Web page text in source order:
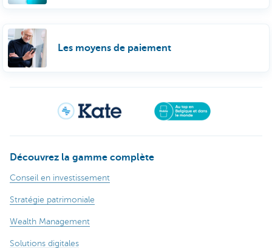
Les moyens de paiement
Découvrez la gamme complète
Conseil en investissement
Stratégie patrimoniale
Wealth Management
Solutions digitales